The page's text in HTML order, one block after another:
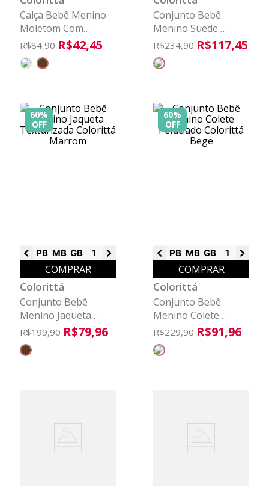
Calça Bebê Menino
Moletom Com
Bolsos Colorittá
Marrom
R$84,90 R$42,45
Conjunto Bebê
Menino Suede
Peluciado Colorittá
Bege
R$234,90 R$117,45
60%
OFF
PB MB GB 1 2
COMPRAR
Colorittá
Conjunto Bebê
Menino Jaqueta
Texturizada Colorittá
Marrom
R$199,90 R$79,96
60%
OFF
PB MB GB 1 2
COMPRAR
Colorittá
Conjunto Bebê
Menino Colete
Peluciado Colorittá
Bege
R$229,90 R$91,96